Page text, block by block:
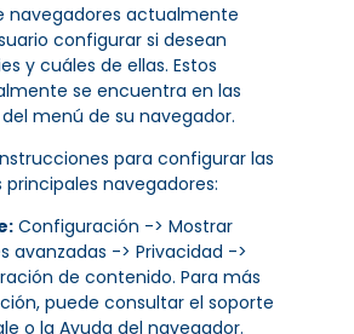
navegadores actualmente
configurar si desean
y cuáles de ellas. Estos
se encuentra en las
del menú de su navegador.
para configurar las
principales navegadores:
Configuración -> Mostrar
avanzadas -> Privacidad ->
de contenido. Para más
puede consultar el soporte
o la Ayuda del navegador.